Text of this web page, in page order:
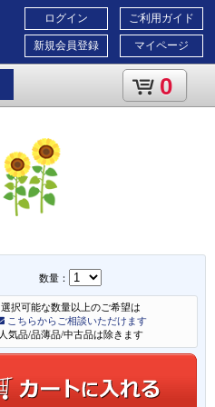
ご利用ガイド
マイページ
ログイン
新規会員登録
0
数量：
選択可能な数量以上のご希望は
こちらからご相談いただけます
人気品/品薄品/中古品は除きます